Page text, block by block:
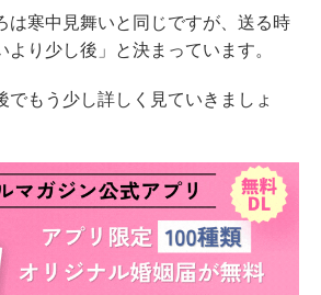
は寒中見舞いと同じですが、送る時
り少し後」と決まっています。
でもう少し詳しく見ていきましょ